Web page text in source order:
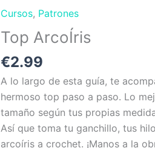
Cursos, Patrones
Top ArcoÍris
€2.99
A lo largo de esta guía, te
hermoso top paso a paso. Lo
tamaño según tus propias
Así que toma tu ganchillo, tus
arcoíris a crochet. ¡Manos a la
ArcoÍris
cantidad